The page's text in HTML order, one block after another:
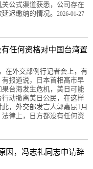
关公式渠道获悉，公司存在
迟缴纳的情况。 2026-01-27
有任何资格对中国台湾置
在外交部例行记者会上，有
有报道说，日本首相高市早
果台海发生危机，美日可能
行动撤离美日公民，在这样
，外交部发言人郭嘉昆1月
律上，日方都没有任何资
因，冯志礼同志申请辞